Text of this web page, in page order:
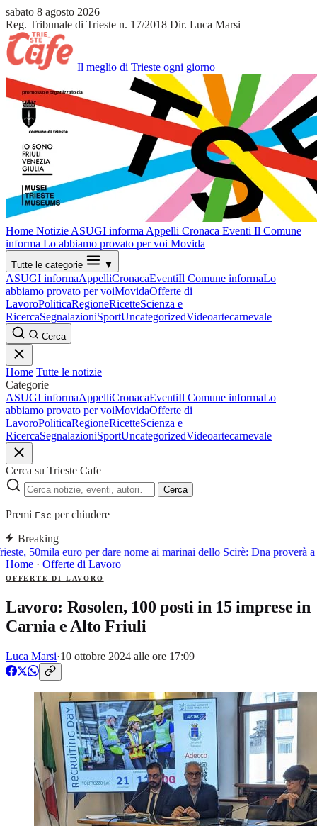
sabato 8 agosto 2026
Reg. Tribunale di Trieste n. 17/2018 Dir. Luca Marsi
Il meglio di Trieste ogni giorno
Home Notizie ASUGI informa Appelli Cronaca Eventi Il Comune
informa Lo abbiamo provato per voi Movida
Tutte le categorie ▼
ASUGI informaAppelliCronacaEventiIl Comune informaLo
abbiamo provato per voiMovidaOfferte di
LavoroPoliticaRegioneRicetteScienza e
RicercaSegnalazioniSportUncategorizedVideoartecarnevale
Cerca
Home Tutte le notizie
Categorie
ASUGI informaAppelliCronacaEventiIl Comune informaLo
abbiamo provato per voiMovidaOfferte di
LavoroPoliticaRegioneRicetteScienza e
RicercaSegnalazioniSportUncategorizedVideoartecarnevale
Cerca su Trieste Cafe
Cerca
Premi Esc per chiudere
Breaking
50mila euro per dare nome ai marinai dello Scirè: Dna proverà
Home · Offerte di Lavoro
OFFERTE DI LAVORO
Lavoro: Rosolen, 100 posti in 15 imprese in
Carnia e Alto Friuli
Luca Marsi·10 ottobre 2024 alle ore 17:09